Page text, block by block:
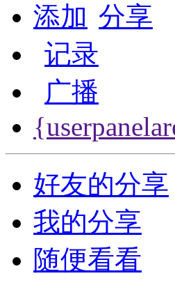
添加 分享
记录
广播
好友的分享
我的分享
随便看看